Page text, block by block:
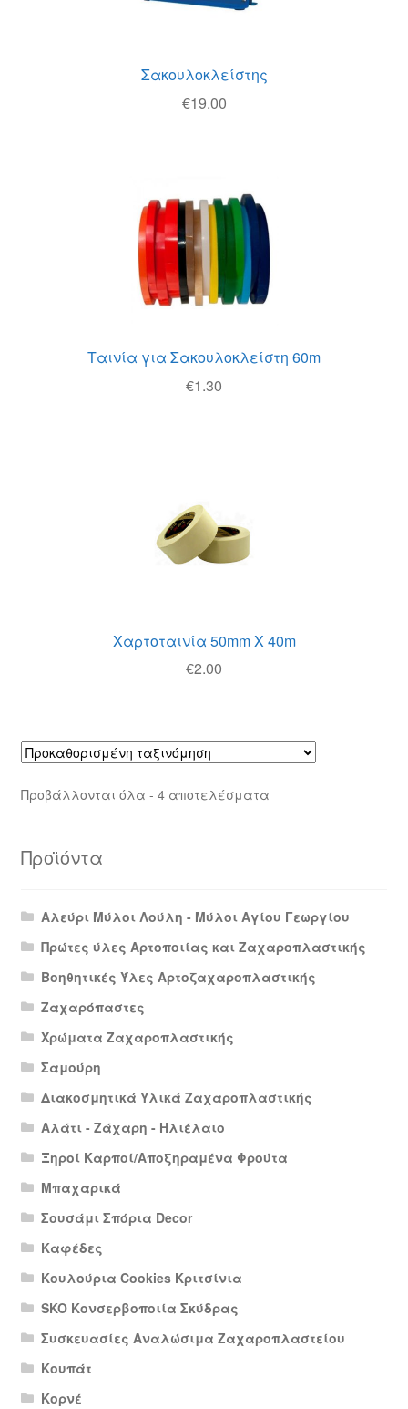
Σακουλοκλείστης
€19.00
Ταινία για Σακουλοκλείστη 60m
€1.30
Χαρτοταινία 50mm Χ 40m
€2.00
Προβάλλονται όλα - 4 αποτελέσματα
Προϊόντα
Αλεύρι Μύλοι Λούλη - Μύλοι Αγίου Γεωργίου
Πρώτες ύλες Αρτοποιίας και Ζαχαροπλαστικής
Βοηθητικές Ύλες Αρτοζαχαροπλαστικής
Ζαχαρόπαστες
Χρώματα Ζαχαροπλαστικής
Σαμούρη
Διακοσμητικά Υλικά Ζαχαροπλαστικής
Αλάτι - Ζάχαρη - Ηλιέλαιο
Ξηροί Καρποί/Αποξηραμένα Φρούτα
Μπαχαρικά
Σουσάμι Σπόρια Decor
Καφέδες
Κουλούρια Cookies Κριτσίνια
SKO Κονσερβοποιία Σκύδρας
Συσκευασίες Αναλώσιμα Ζαχαροπλαστείου
Κουπάτ
Κορνέ